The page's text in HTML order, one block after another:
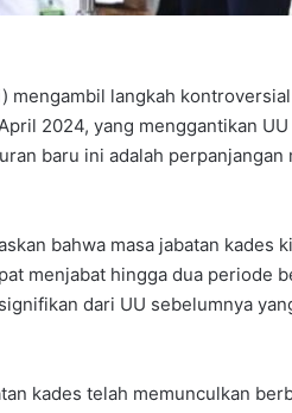
mengambil langkah
2024, yang menggantikan
baru ini adalah perpanjangan
bahwa masa jabatan kades
menjabat hingga dua periode
dari UU sebelumnya
kades telah memunculkan